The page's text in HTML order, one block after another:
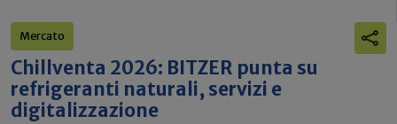
Mercato
Chillventa 2026: BITZER punta su
refrigeranti naturali, servizi e
digitalizzazione